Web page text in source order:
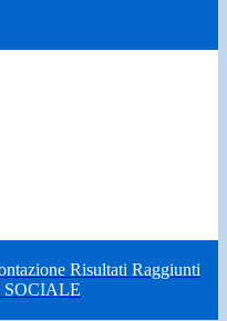
Risultati Raggiunti